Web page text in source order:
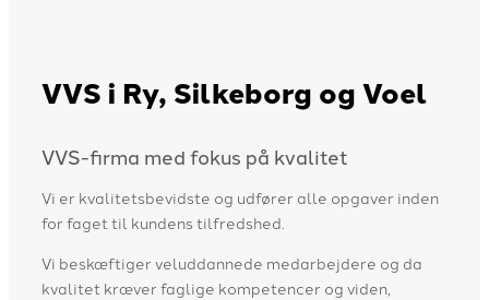
VVS i Ry, Silkeborg og Voel
VVS-firma med fokus på kvalitet
Vi er kvalitetsbevidste og udfører alle opgaver inden
for faget til kundens tilfredshed.
Vi beskæftiger veluddannede medarbejdere og da
kvalitet kræver faglige kompetencer og viden,